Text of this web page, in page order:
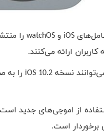
iOS و watchOSرا
ارائه می‌کنند.
نسخه iOS 10.2 را به
برخوردار است.